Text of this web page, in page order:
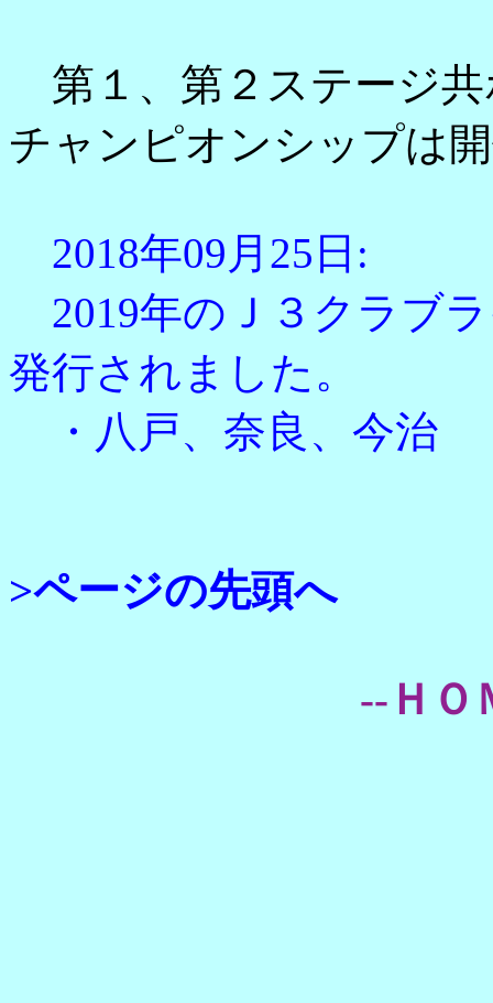
第１、第２ステージ
チャンピオンシップは
2018年09月25日:
2019年のＪ３クラブ
発行されました。
・八戸、奈良、今治
>ページの先頭へ
--ＨＯ